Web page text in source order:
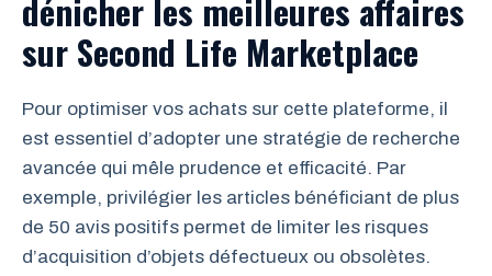
dénicher les meilleures affaires
sur Second Life Marketplace
Pour optimiser vos achats sur cette plateforme, il
est essentiel d’adopter une stratégie de recherche
avancée qui mêle prudence et efficacité. Par
exemple, privilégier les articles bénéficiant de plus
de 50 avis positifs permet de limiter les risques
d’acquisition d’objets défectueux ou obsolètes.